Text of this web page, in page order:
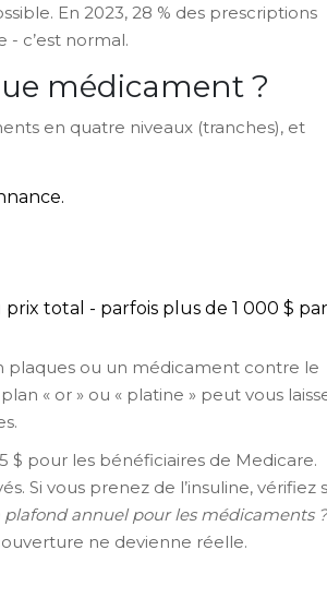
En 2023, 28 % des prescriptions
- c’est normal.
médicament ?
en quatre niveaux (tranches), et
prix total - parfois plus de 1 000 $ par
plaques ou un médicament contre le
« or » ou « platine » peut vous
$ pour les bénéficiaires de Medicare.
Si vous prenez de l’insuline, vérifiez
annuel pour les médicaments ?
ne devienne réelle.